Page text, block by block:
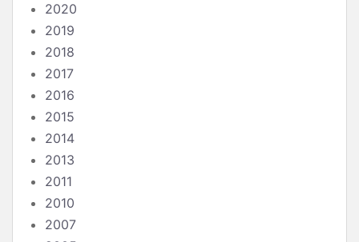
2020
2019
2018
2017
2016
2015
2014
2013
2011
2010
2007